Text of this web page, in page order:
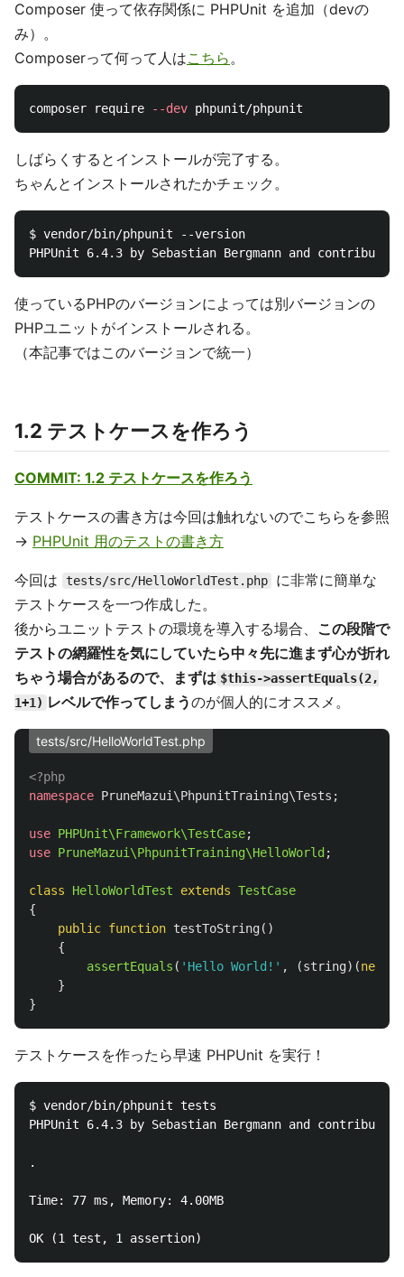
Composer 使って依存関係に PHPUnit を追加（devの
み）。
Composerって何って人はこちら。
composer require --dev
しばらくするとインストールが完了する。
ちゃんとインストールされたかチェック。
$ vendor/bin/phpunit --version
使っているPHPのバージョンによっては別バージョンの
PHPユニットがインストールされる。
（本記事ではこのバージョンで統一）
1.2 テストケースを作ろう
COMMIT: 1.2 テストケースを作ろう
テストケースの書き方は今回は触れないのでこちらを参照
→ PHPUnit 用のテストの書き方
今回は tests/src/HelloWorldTest.php
に非常に簡単な
テストケースを一つ作成した。
後からユニットテストの環境を導入する場合、 この段階で
テストの網羅性を気にしていたら中々先に進まず心が折れ
ちゃう場合があるので、まずは $this->assertEquals(2,
1+1) レベルで作ってしまうのが個人的にオススメ。
tests/src/HelloWorldTest.php
<?php
namespace PruneMazui\PhpunitTraining\Tests ;
use PHPUnit\Framework\TestCase;
use PruneMazui\PhpunitTraining\HelloWorld ;
class HelloWorldTest extends TestCase
{
public function testToString()
{
assertEquals ( 'Hello World!' , (string)(new
}
}
テストケースを作ったら早速 PHPUnit を実行！
$ vendor/bin/phpunit tests
PHPUnit 6.4.3 by Sebastian Bergmann and
.
Time: 77 ms, Memory: 4.00MB